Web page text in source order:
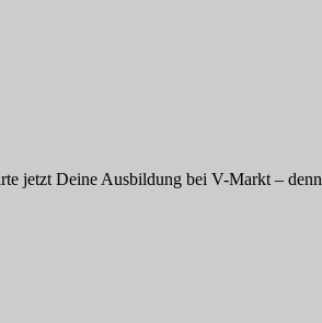
jetzt Deine Ausbildung bei V-Markt –